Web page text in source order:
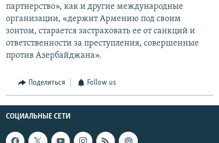
партнерство», как и другие международные
организации, «держит Армению под своим
зонтом, старается застраховать ее от санкций и
ответственности за преступления, совершенные
против Азербайджана».
Поделиться Follow us
СОЦИАЛЬНЫЕ СЕТИ